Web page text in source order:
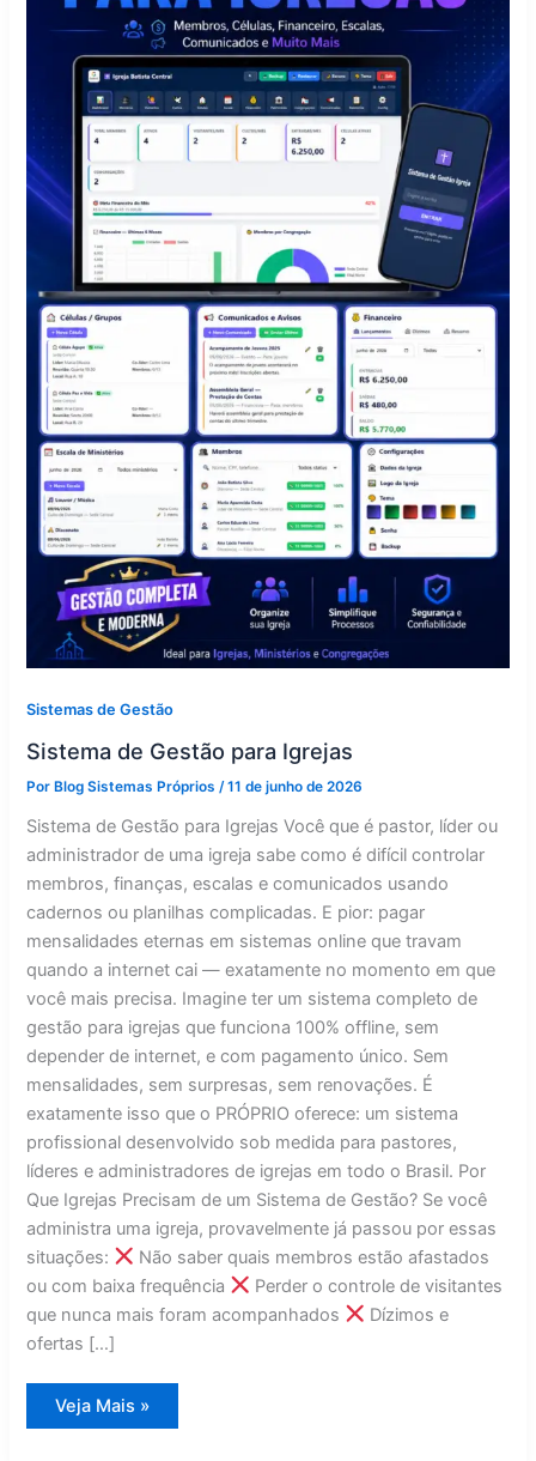
Sistemas de Gestão
Sistema de Gestão para Igrejas
PorBlog Sistemas Próprios /11 de junho de 2026
Sistema de Gestão para Igrejas Você que é pastor, líder ou
administrador de uma igreja sabe como é difícil controlar
membros, finanças, escalas e comunicados usando
cadernos ou planilhas complicadas. E pior: pagar
mensalidades eternas em sistemas online que travam
quando a internet cai — exatamente no momento em que
você mais precisa. Imagine ter um sistema completo de
gestão para igrejas que funciona 100% offline, sem
depender de internet, e com pagamento único. Sem
mensalidades, sem surpresas, sem renovações. É
exatamente isso que o PRÓPRIO oferece: um sistema
profissional desenvolvido sob medida para pastores,
líderes e administradores de igrejas em todo o Brasil. Por
Que Igrejas Precisam de um Sistema de Gestão? Se você
administra uma igreja, provavelmente já passou por essas
situações:
Não saber quais membros estão afastados
ou com baixa frequência
Perder o controle de visitantes
que nunca mais foram acompanhados
Dízimos e
ofertas […]
Sistema
de
Veja Mais »